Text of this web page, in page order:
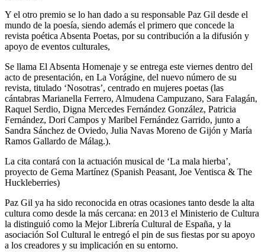
Y el otro premio se lo han dado a su responsable Paz Gil desde el
mundo de la poesía, siendo además el primero que concede la
revista poética Absenta Poetas, por su contribución a la difusión y
apoyo de eventos culturales,
Se llama El Absenta Homenaje y se entrega este viernes dentro del
acto de presentación, en La Vorágine, del nuevo número de su
revista, titulado ‘Nosotras’, centrado en mujeres poetas (las
cántabras Marianella Ferrero, Almudena Campuzano, Sara Falagán,
Raquel Serdio, Digna Mercedes Fernández González, Patricia
Fernández, Dori Campos y Maribel Fernández Garrido, junto a
Sandra Sánchez de Oviedo, Julia Navas Moreno de Gijón y María
Ramos Gallardo de Málag.).
La cita contará con la actuación musical de ‘La mala hierba’,
proyecto de Gema Martínez (Spanish Peasant, Joe Ventisca & The
Huckleberries)
Paz Gil ya ha sido reconocida en otras ocasiones tanto desde la alta
cultura como desde la más cercana: en 2013 el Ministerio de Cultura
la distinguió como la Mejor Librería Cultural de España, y la
asociación Sol Cultural le entregó el pin de sus fiestas por su apoyo
a los creadores y su implicación en su entorno.